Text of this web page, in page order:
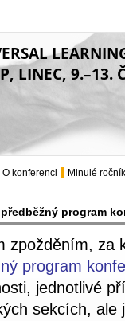
LINEC, 9.–13.
program
zpožděním, za
program
jednotlivé
sekcích, ale
O konferenci Minulé